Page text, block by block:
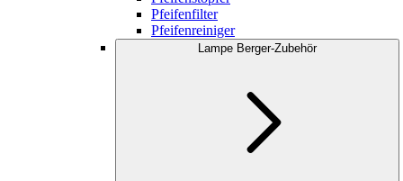
Pfeifenfilter
Pfeifenreiniger
Lampe Berger-Zubehör